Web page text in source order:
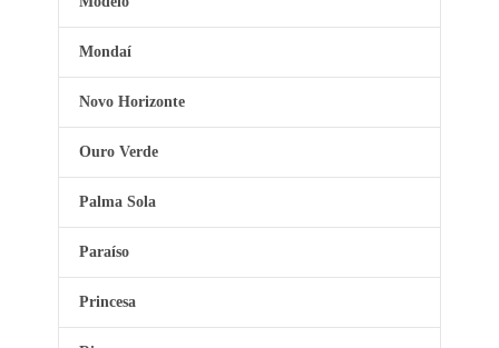
Mondaí
Novo Horizonte
Ouro Verde
Palma Sola
Paraíso
Princesa